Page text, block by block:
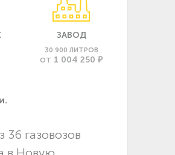
ЗАВОД
30 900 ЛИТРОВ
ОТ 1 004 250 ₽
газовозов